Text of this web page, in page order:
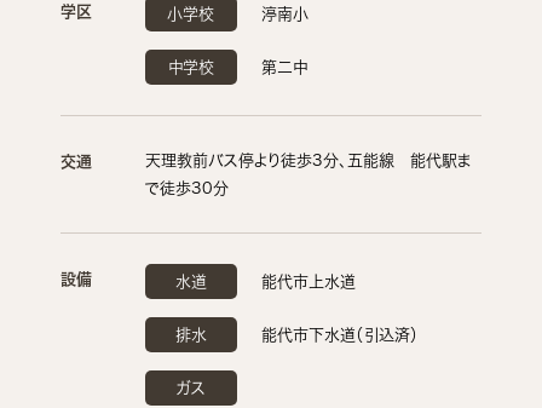
学区 小学校 渟南小
中学校 第二中
交通
天理教前バス停より徒歩3分、五能線 能代駅ま
で徒歩30分
設備 水道 能代市上水道
排水 能代市下水道（引込済）
ガス